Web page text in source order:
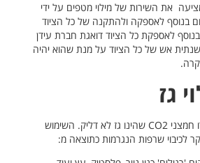
את השירות של מילוי מטפים על ידי
בנוסף לאספקה ולהתקנה של כל הציוד
בנוסף לאספקת כל הציוד דואגת חברת עידן
אש של כל הציוד על מנת שהוא יהיה
גז
מטפי כיבוי במילוי פחמן דו חמצני CO2 שהינו גז לא דליק. השימוש
לכיבוי שרפות הנגרמות כתוצאה מ: